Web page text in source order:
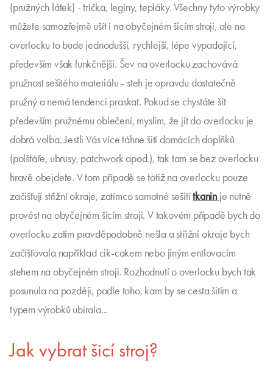
(pružných látek) - trička, legíny, tepláky. Všechny tyto výrobky
můžete samozřejmě ušít i na obyčejném šicím stroji, ale na
overlocku to bude jednodušší, rychlejší, lépe vypadající,
především však funkčnější. Šev na overlocku zachovává
pružnost sešitého materiálu - steh je opravdu dostatečně
pružný a nemá tendenci praskat. Pokud se chystáte šít
především pružnému oblečení, myslím, že jít do overlocku je
dobrá volba. Jestli Vás více táhne šití domácích doplňků
(polštáře, ubrusy, patchwork apod.), tak tam se bez overlocku
hravě obejdete. V tom případě se totiž na overlocku pouze
začišťují střižní okraje, zatímco samotné sešitítkanin je nutně
provést na obyčejném šicím stroji. V takovém případě bych do
overlocku zatím pravděpodobně nešla a střižní okraje bych
začišťovala například cik-cakem nebo jiným entlovacím
stehem na obyčejném stroji. Rozhodnutí o overlocku bych tak
posunula na později, podle toho, kam by se cesta šitím a
typem výrobků ubírala...
Jak vybrat šicí stroj?